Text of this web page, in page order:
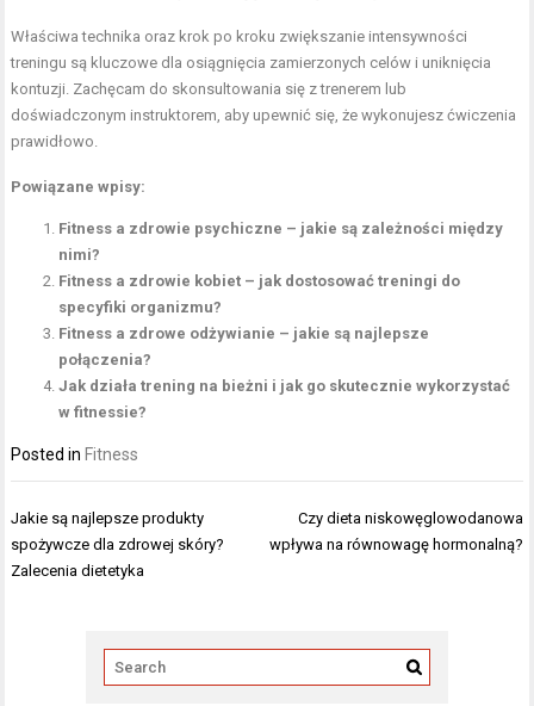
Właściwa technika oraz krok po kroku zwiększanie intensywności
treningu są kluczowe dla osiągnięcia zamierzonych celów i uniknięcia
kontuzji. Zachęcam do skonsultowania się z trenerem lub
doświadczonym instruktorem, aby upewnić się, że wykonujesz ćwiczenia
prawidłowo.
Powiązane wpisy:
Fitness a zdrowie psychiczne – jakie są zależności między
nimi?
Fitness a zdrowie kobiet – jak dostosować treningi do
specyfiki organizmu?
Fitness a zdrowe odżywianie – jakie są najlepsze
połączenia?
Jak działa trening na bieżni i jak go skutecznie wykorzystać
w fitnessie?
Posted in Fitness
Nawigacja
wpisu
Jakie są najlepsze produkty
spożywcze dla zdrowej skóry?
Zalecenia dietetyka
Czy dieta niskowęglowodanowa
wpływa na równowagę hormonalną?